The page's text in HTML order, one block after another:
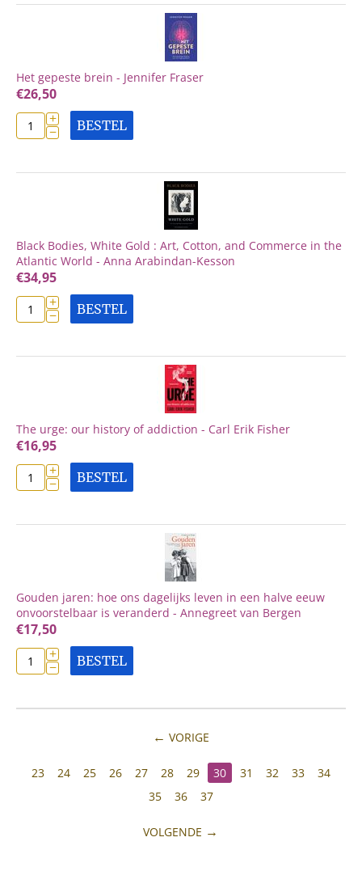
Het gepeste brein - Jennifer Fraser
€26,50
+
− BESTEL
Black Bodies, White Gold : Art, Cotton, and Commerce in the
Atlantic World - Anna Arabindan-Kesson
€34,95
+
− BESTEL
The urge: our history of addiction - Carl Erik Fisher
€16,95
+
− BESTEL
Gouden jaren: hoe ons dagelijks leven in een halve eeuw
onvoorstelbaar is veranderd - Annegreet van Bergen
€17,50
+
− BESTEL
VORIGE
23 24 25 26 27 28 29 30 31 32 33
34
35
36 37
VOLGENDE